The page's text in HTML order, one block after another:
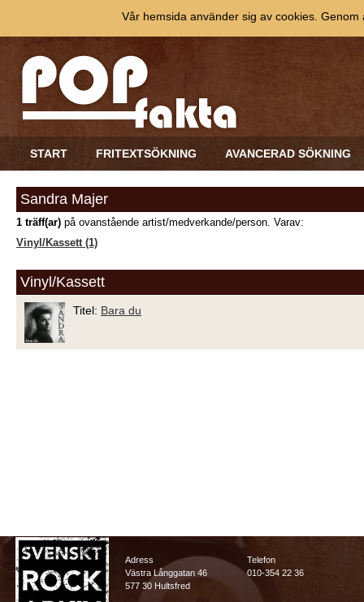
START FRITEXTSÖKNING AVANCERAD SÖKNING
Sandra Majer
1 träff(ar) på ovanstående artist/medverkande/person. Varav:
Vinyl/Kassett (1)
Vinyl/Kassett
Titel: Bara du
Adress
Västra Långgatan 46
577 30 Hultsfred
Telefon
010-354 22 36
Vår hemsida använder sig av cookies.